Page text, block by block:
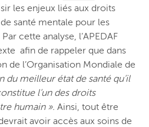
les enjeux liés aux droits
santé mentale pour les
cette analyse, l’APEDAF
afin de rappeler que dans
de l’Organisation Mondiale de
du meilleur état de santé qu’il
l’un des droits
humain ». Ainsi, tout être
avoir accès aux soins de